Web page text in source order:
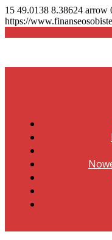
15 49.0138 8.38624 arrow
https://